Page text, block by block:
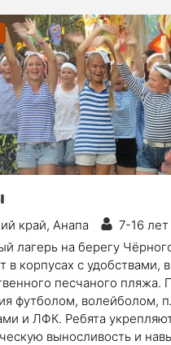
край, Анапа
7-16 лет
лагерь на берегу
в корпусах с удобствами,
песчаного пляжа.
футболом, волейболом,
и ЛФК. Ребята
выносливость и